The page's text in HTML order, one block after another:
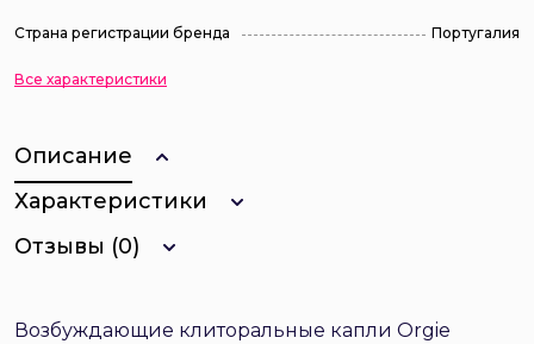
Страна регистрации бренда Португалия
Все характеристики
Описание
Характеристики
Отзывы (0)
Возбуждающие клиторальные капли Orgie